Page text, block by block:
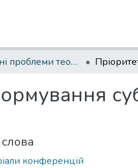
Актуальні проблеми теорії та практики службово-бойової діяльності складових сектору безпеки та оборони в сучасних умовах
конференцій